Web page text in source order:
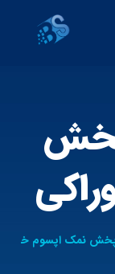
پخش
پخش نمک اپسوم خ